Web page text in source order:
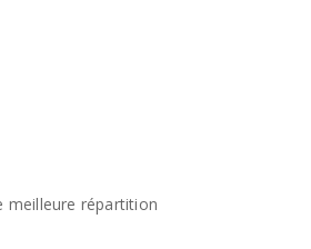
meilleure répartition